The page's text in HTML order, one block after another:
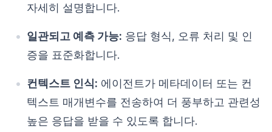
자세히 설명합니다.
일관되고 예측 가능: 응답 형식, 오류 처리 및 인
증을 표준화합니다.
컨텍스트 인식: 에이전트가 메타데이터 또는 컨
텍스트 매개변수를 전송하여 더 풍부하고 관련성
높은 응답을 받을 수 있도록 합니다.